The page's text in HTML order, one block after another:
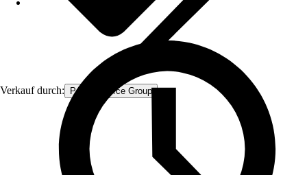
Verkauf durch: Procommerce Group